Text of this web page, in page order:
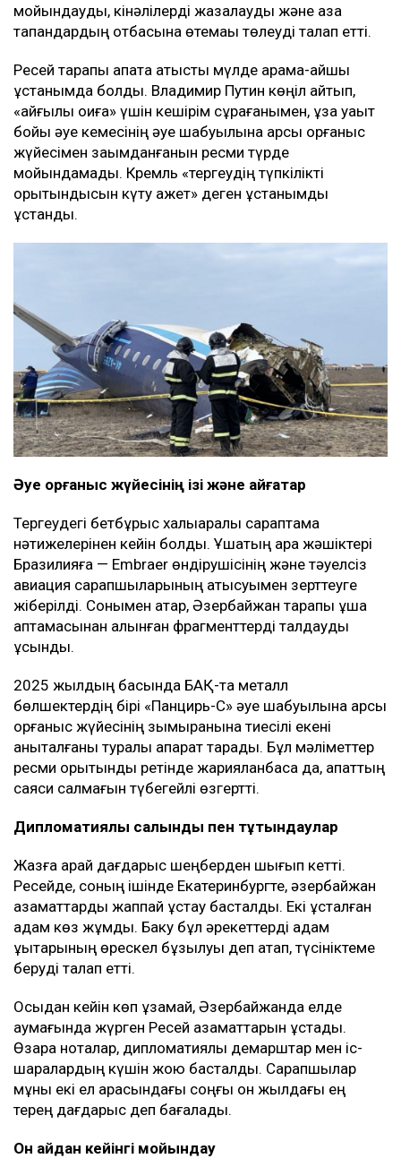
мойындауды, кінәлілерді жазалауды және қаза
тапқандардың отбасына өтемақы төлеуді талап етті.
Ресей тарапы апатқа қатысты мүлде қарама-қайшы
ұстанымда болды. Владимир Путин көңіл айтып,
«қайғылы оқиға» үшін кешірім сұрағанымен, ұзақ уақыт
бойы әуе кемесінің әуе шабуылына қарсы қорғаныс
жүйесімен зақымданғанын ресми түрде
мойындамады. Кремль «тергеудің түпкілікті
қорытындысын күту қажет» деген ұстанымды
ұстанды.
Әуе қорғаныс жүйесінің ізі және айғақтар
Тергеудегі бетбұрыс халықаралық сараптама
нәтижелерінен кейін болды. Ұшақтың қара жәшіктері
Бразилияға — Embraer өндірушісінің және тәуелсіз
авиация сарапшыларының қатысуымен зерттеуге
жіберілді. Сонымен қатар, Әзербайжан тарапы ұшақ
қаптамасынан алынған фрагменттерді талдауды
ұсынды.
2025 жылдың басында БАҚ-та металл
бөлшектердің бірі «Панцирь-С» әуе шабуылына қарсы
қорғаныс жүйесінің зымыранына тиесілі екені
анықталғаны туралы ақпарат тарады. Бұл мәліметтер
ресми қорытынды ретінде жарияланбаса да, апаттың
саяси салмағын түбегейлі өзгертті.
Дипломатиялық салқындық пен тұтқындаулар
Жазға қарай дағдарыс шеңберден шығып кетті.
Ресейде, соның ішінде Екатеринбургте, әзербайжан
азаматтарды жаппай ұстау басталды. Екі ұсталған
адам көз жұмды. Баку бұл әрекеттерді адам
құқықтарының өрескел бұзылуы деп атап, түсініктеме
беруді талап етті.
Осыдан кейін көп ұзамай, Әзербайжанда елде
аумағында жүрген Ресей азаматтарын ұстады.
Өзара ноталар, дипломатиялық демарштар мен іс-
шаралардың күшін жою басталды. Сарапшылар
мұны екі ел арасындағы соңғы он жылдағы ең
терең дағдарыс деп бағалады.
Он айдан кейінгі мойындау